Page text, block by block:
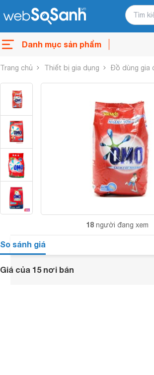
Danh mục sản phẩm
Trang chủ Thiết bị gia dụng Đồ dùng gia
18 người đang xem
So sánh giá
Giá của 15 nơi bán